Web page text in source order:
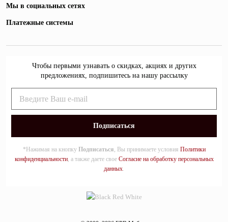
Мы в социальных сетях
Платежные системы
Чтобы первыми узнавать о скидках, акциях и других
предложениях, подпишитесь на нашу рассылку
*Нажимая на кнопку Подписаться, Вы принимаете условия Политики
конфиденциальности, а также даете свое Согласие на обработку персональных
данных.